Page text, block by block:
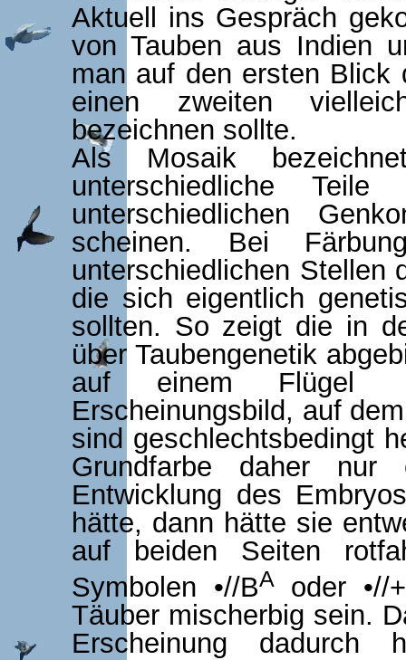
Aktuell ins Gespräch
von Tauben aus Indien
man auf den ersten Blick
einen zweiten
bezeichnen sollte.
Als Mosaik
unterschiedliche
unterschiedlichen
scheinen. Bei
unterschiedlichen Stellen
die sich eigentlich
sollten. So zeigt die in
über Taubengenetik
auf einem Flügel
Erscheinungsbild, auf
sind geschlechtsbedingt
Grundfarbe daher
Entwicklung des
hätte, dann hätte sie
auf beiden Seiten
Symbolen •//BAoder •//
Täuber mischerbig sein.
Erscheinung dadurch